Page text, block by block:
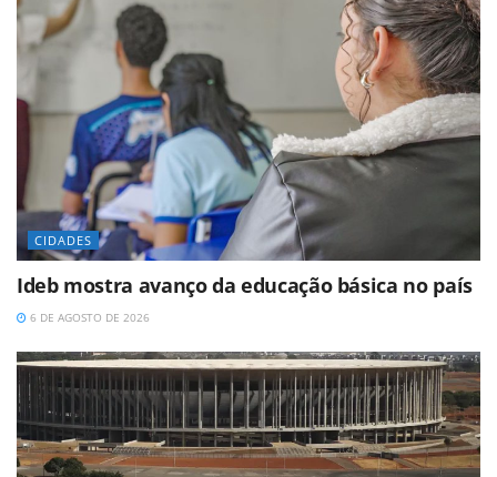
CIDADES
Ideb mostra avanço da educação básica no país
6 DE AGOSTO DE 2026